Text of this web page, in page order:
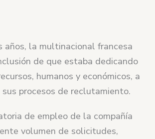
años, la multinacional francesa
de que estaba dedicando
humanos y económicos, a
procesos de reclutamiento.
de empleo de la compañía
volumen de solicitudes,